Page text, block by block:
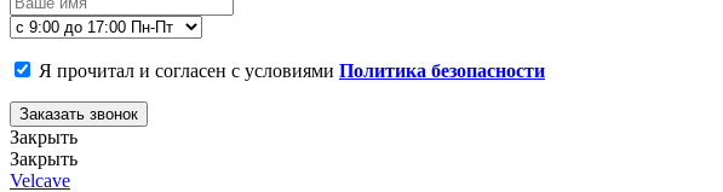
Я прочитал и согласен с условиями Политика безопасности
Заказать звонок
Закрыть
Закрыть
Velcave